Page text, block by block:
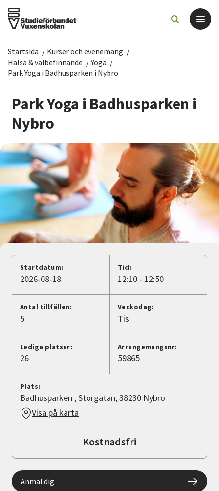
Det här gör vi
Sök kurser och evenemang
Om SV
Starta studiecirkel
Cirkelledare
Nyheter
Lyssna
Startsida / Kurser och evenemang /
Hälsa & välbefinnande / Yoga /
Park Yoga i Badhusparken i Nybro
Park Yoga i Badhusparken i
Nybro
Startdatum:
2026-08-18
Tid:
12:10 - 12:50
Antal tillfällen:
5
Veckodag:
Tis
Lediga platser:
26
Arrangemangsnr:
59865
Plats:
Badhusparken , Storgatan, 38230 Nybro
Visa på karta
Kostnadsfri
Anmäl dig